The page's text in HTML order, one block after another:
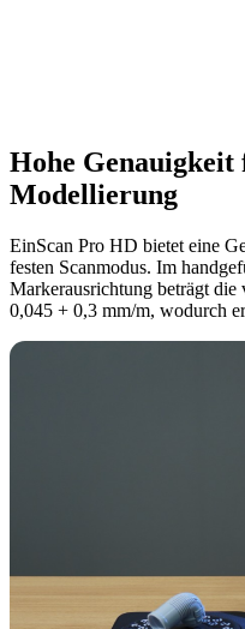
Hohe
Modellierung
EinScan Pro HD bietet eine
festen Scanmodus. Im
Markerausrichtung beträgt
0,045 + 0,3 mm/m, wodurch